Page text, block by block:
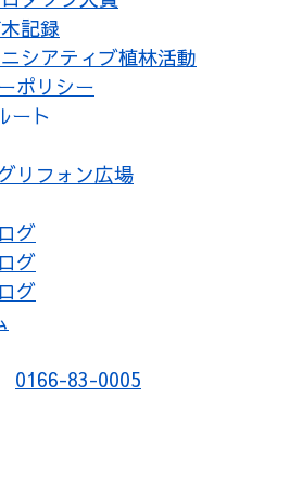
記録
シアティブ植林活動
ポリシー
ート
リフォン広場
グ
グ
グ
0166-83-0005